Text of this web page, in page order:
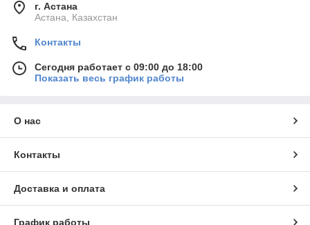
г. Астана
Астана, Казахстан
Контакты
Сегодня работает с 09:00 до 18:00
Показать весь график работы
О нас
Контакты
Доставка и оплата
График работы